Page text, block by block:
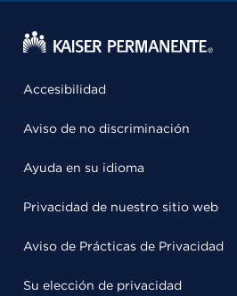
Accesibilidad
Aviso de no discriminación
Ayuda en su idioma
Privacidad de nuestro sitio web
Aviso de Prácticas de Privacidad
Su elección de privacidad